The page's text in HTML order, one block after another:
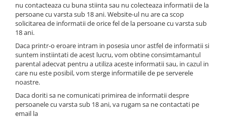
nu contacteaza cu buna stiinta sau nu colecteaza informatii de la
persoane cu varsta sub 18 ani. Website-ul nu are ca scop
solicitarea de informatii de orice fel de la persoane cu varsta sub
18 ani.
Daca printr-o eroare intram in posesia unor astfel de informatii si
suntem instiintati de acest lucru, vom obtine consimtamantul
parental adecvat pentru a utiliza aceste informatii sau, in cazul in
care nu este posibil, vom sterge informatiile de pe serverele
noastre.
Daca doriti sa ne comunicati primirea de informatii despre
persoanele cu varsta sub 18 ani, va rugam sa ne contactati pe
email la